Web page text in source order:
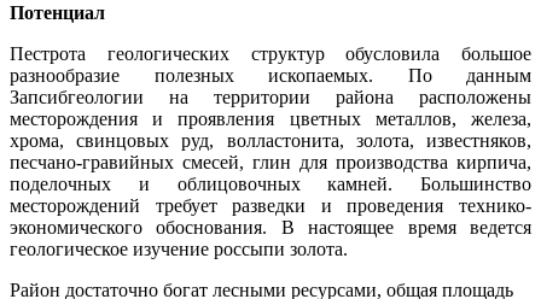
Потенциал
Пестрота геологических структур обусловила большое
разнообразие полезных ископаемых. По данным
Запсибгеологии на территории района расположены
месторождения и проявления цветных металлов, железа,
хрома, свинцовых руд, волластонита, золота, известняков,
песчано-гравийных смесей, глин для производства кирпича,
поделочных и облицовочных камней. Большинство
месторождений требует разведки и проведения технико-
экономического обоснования. В настоящее время ведется
геологическое изучение россыпи золота.
Район достаточно богат лесными ресурсами, общая площадь